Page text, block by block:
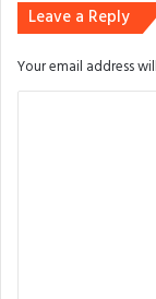
Leave a Reply
Your email address